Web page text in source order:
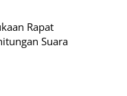
Rapat
Suara